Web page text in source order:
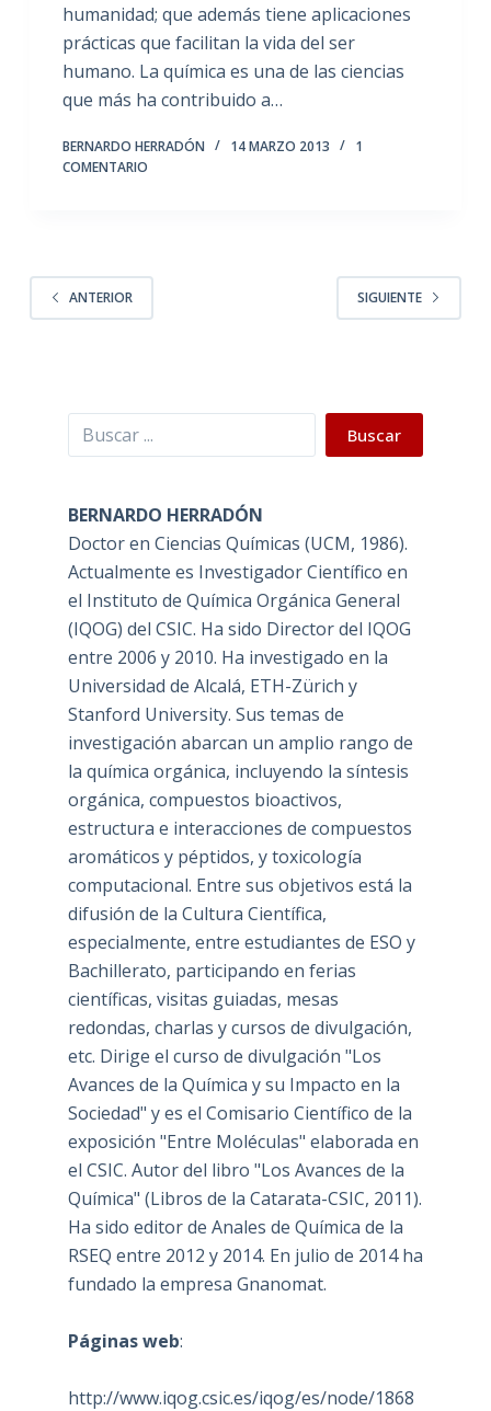
humanidad; que además tiene aplicaciones
prácticas que facilitan la vida del ser
humano. La química es una de las ciencias
que más ha contribuido a…
BERNARDO HERRADÓN 14 MARZO 2013
1
COMENTARIO
ANTERIOR SIGUIENTE
Buscar Buscar
BERNARDO HERRADÓN
Doctor en Ciencias Químicas (UCM, 1986).
Actualmente es Investigador Científico en
el Instituto de Química Orgánica General
(IQOG) del CSIC. Ha sido Director del IQOG
entre 2006 y 2010. Ha investigado en la
Universidad de Alcalá, ETH-Zürich y
Stanford University. Sus temas de
investigación abarcan un amplio rango de
la química orgánica, incluyendo la síntesis
orgánica, compuestos bioactivos,
estructura e interacciones de compuestos
aromáticos y péptidos, y toxicología
computacional. Entre sus objetivos está la
difusión de la Cultura Científica,
especialmente, entre estudiantes de ESO y
Bachillerato, participando en ferias
científicas, visitas guiadas, mesas
redondas, charlas y cursos de divulgación,
etc. Dirige el curso de divulgación "Los
Avances de la Química y su Impacto en la
Sociedad" y es el Comisario Científico de la
exposición "Entre Moléculas" elaborada en
el CSIC. Autor del libro "Los Avances de la
Química" (Libros de la Catarata-CSIC, 2011).
Ha sido editor de Anales de Química de la
RSEQ entre 2012 y 2014. En julio de 2014 ha
fundado la empresa Gnanomat.
Páginas web:
http://www.iqog.csic.es/iqog/es/node/1868